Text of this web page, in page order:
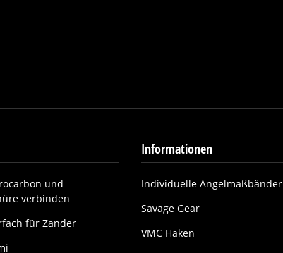
und
verbinden
für Zander
Informationen
Individuelle Angelmaßbänder
Savage Gear
VMC Haken